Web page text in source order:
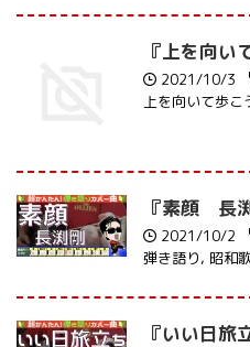
『上を向
2021/10/3
上を向いて歩こ
『素顔 長
2021/10/2
弾き語り, 昭和
『いい日